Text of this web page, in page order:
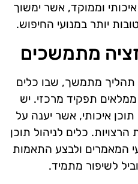
וממוקד, אשר ימשוך
יותר במנועי החיפוש.
מתמשכים
תהליך מתמשך, שבו כלים
ממלאים תפקיד מרכזי. יש
איכותי, אשר יענה על
הרצויות. כלים לניהול תוכן
המאמרים ולבצע התאמות
לשיפור מתמיד.